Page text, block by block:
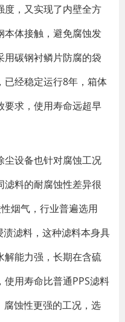
度，又实现了内壁全方
本体接触，避免腐蚀发
用碳钢衬鳞片防腐的袋
已经稳定运行8年，箱体
要求，使用寿命远超早
尘设备也针对腐蚀工况
滤料的耐腐蚀性差异很
烟气，行业普遍选用
渍滤料，这种滤料本身具
解能力强，长期在含硫
用寿命比普通PPS滤料
腐蚀性更强的工况，选